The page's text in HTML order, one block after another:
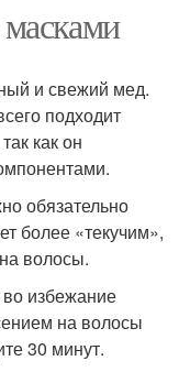
и свежий мед.
подходит
как он
обязательно
более «текучим»,
волосы.
во избежание
на волосы
30 минут.